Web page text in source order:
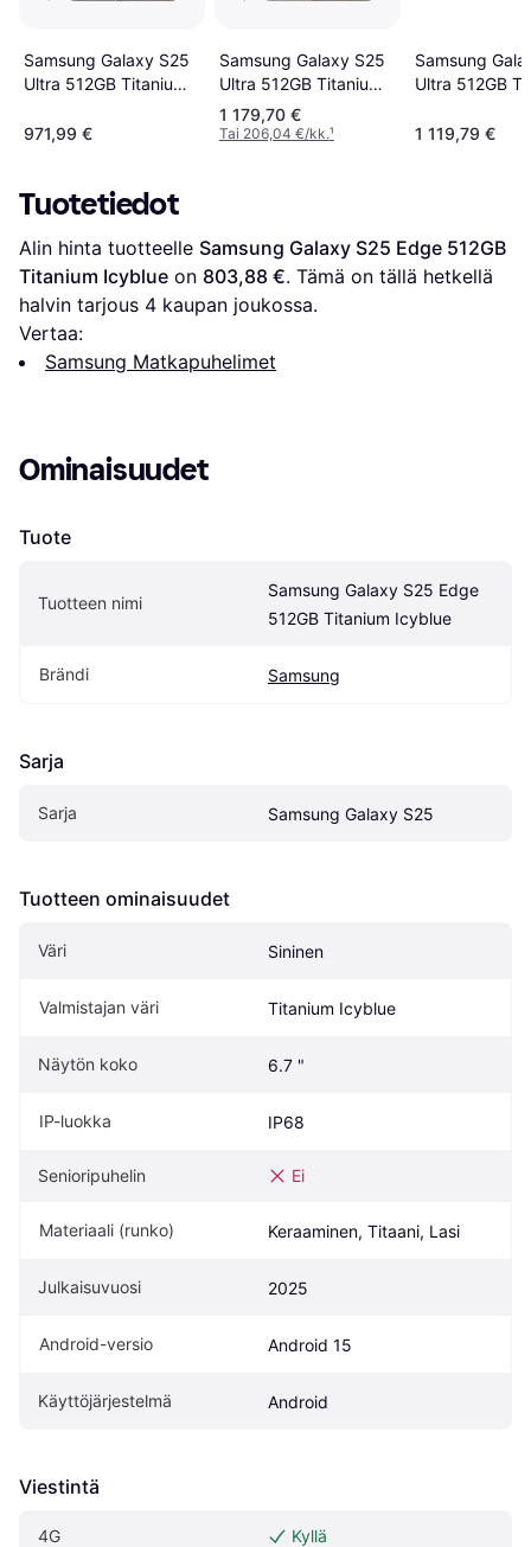
Samsung Galaxy S25
Ultra 512GB Titanium
971,99 €
Samsung Galaxy S25
Ultra 512GB Titanium
Grey
1 179,70 €
Tai 206,04 €/kk.¹
Samsung
Ultra 512GB
1 119,79 €
Tuotetiedot
Alin hinta tuotteelle Samsung Galaxy S25 Edge 512GB
Titanium Icyblue on 803,88 €. Tämä on tällä hetkellä
halvin tarjous 4 kaupan joukossa.
Vertaa:
Samsung Matkapuhelimet
Ominaisuudet
Tuote
Tuotteen nimi
Samsung Galaxy S25 Edge
512GB Titanium Icyblue
Brändi Samsung
Sarja
Sarja Samsung Galaxy S25
Tuotteen ominaisuudet
Väri Sininen
Valmistajan väri Titanium Icyblue
Näytön koko 6.7 "
IP-luokka IP68
Senioripuhelin Ei
Materiaali (runko) Keraaminen, Titaani, Lasi
Julkaisuvuosi 2025
Android-versio Android 15
Käyttöjärjestelmä Android
Viestintä
4G Kyllä